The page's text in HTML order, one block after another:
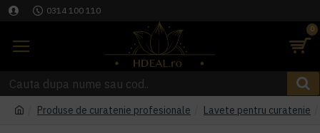
0314 100 110
0
Produse de curatenie profesionale Lavete pentru curatenie